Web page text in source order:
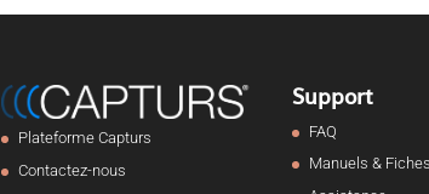
Plateforme Capturs
Contactez-nous
Support
FAQ
Manuels &